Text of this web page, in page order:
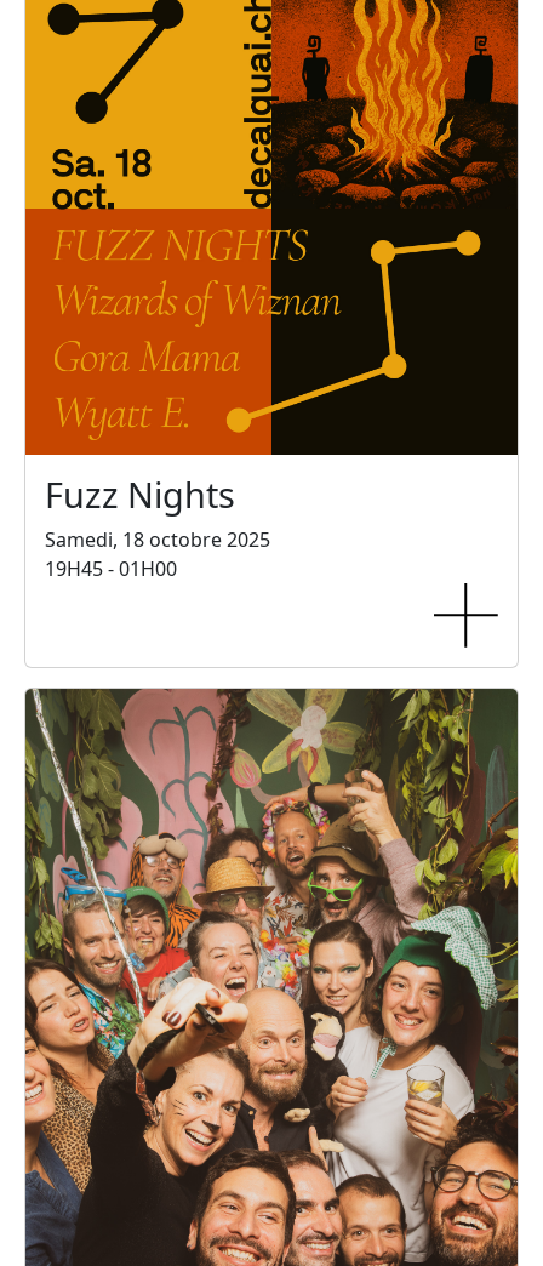
Fuzz Nights
Samedi, 18 octobre 2025
19H45 - 01H00